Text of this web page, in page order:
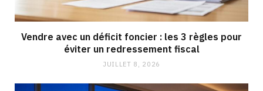
Vendre avec un déficit foncier : les 3 règles pour
éviter un redressement fiscal
JUILLET 8, 2026